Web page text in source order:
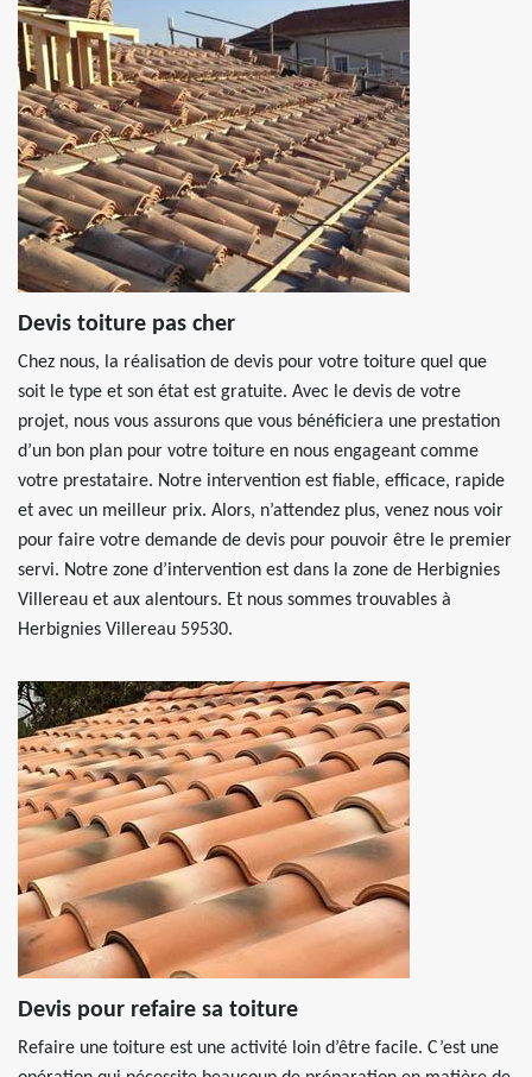
Devis toiture pas cher
Chez nous, la réalisation de devis pour votre toiture quel que
soit le type et son état est gratuite. Avec le devis de votre
projet, nous vous assurons que vous bénéficiera une prestation
d’un bon plan pour votre toiture en nous engageant comme
votre prestataire. Notre intervention est fiable, efficace, rapide
et avec un meilleur prix. Alors, n’attendez plus, venez nous voir
pour faire votre demande de devis pour pouvoir être le premier
servi. Notre zone d’intervention est dans la zone de Herbignies
Villereau et aux alentours. Et nous sommes trouvables à
Herbignies Villereau 59530.
Devis pour refaire sa toiture
Refaire une toiture est une activité loin d’être facile. C’est une